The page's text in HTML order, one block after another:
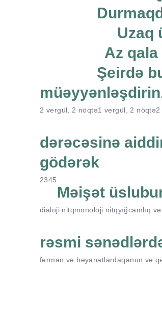
Uzaq
Az qala
Şeirdə
2 vergül, 2 nöqtə1 vergül, 2 nöqtə2
dərəcəsinə
gödərək
2345
Məişət
dialoji nitqmonoloji nitqyığcamlıq
rəsmi
fərman və bəyanatlardaqanun və